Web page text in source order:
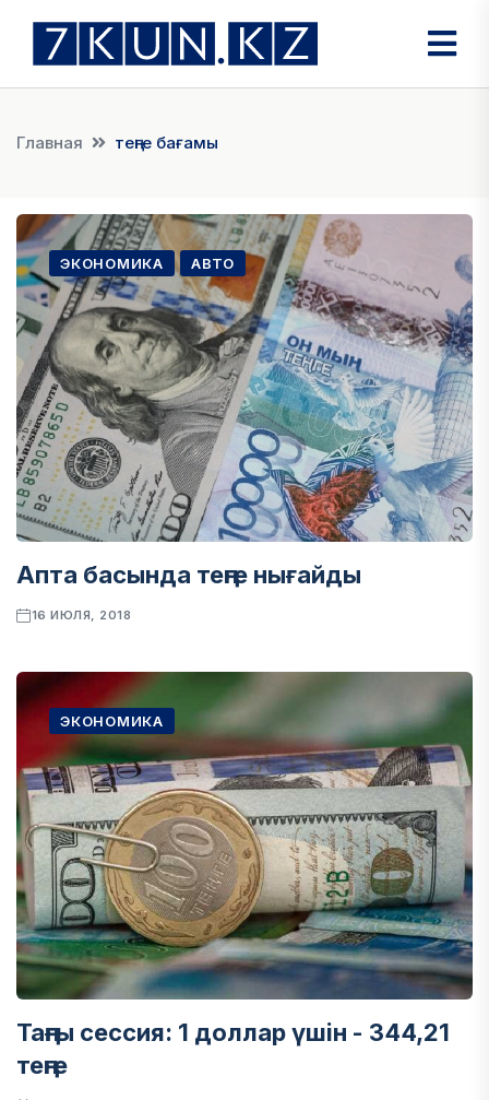
Главная теңге бағамы
ЭКОНОМИКА АВТО
Апта басында теңге нығайды
16 ИЮЛЯ, 2018
ЭКОНОМИКА
Таңғы сессия: 1 доллар үшін - 344,21
теңге